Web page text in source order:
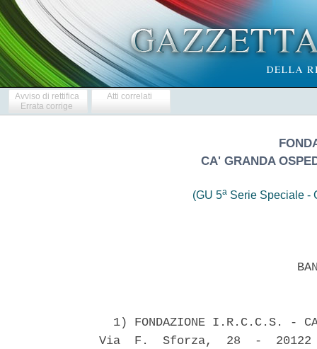
Avviso di rettifica
Errata corrige
Atti correlati
CA' GRANDA
(GU 5a Serie Speciale -
1) FONDAZIONE I.R.C.C.S. -
Via  F.  Sforza,  28  -  20122